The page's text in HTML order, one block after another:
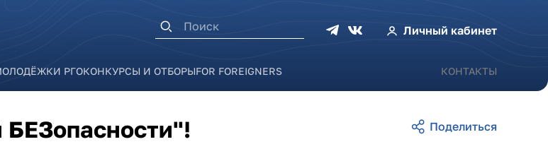
Личный кабинет
Форма поиска
РГОКОНКУРСЫ И ОТБОРЫFOR FOREIGNERS КОНТАКТЫ